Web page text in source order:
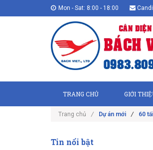
Mon - Sat: 8:00 - 18:00
TRANG CHỦ GIỚI
Trang chủ / Dự án mới / 60
Tin nổi bật